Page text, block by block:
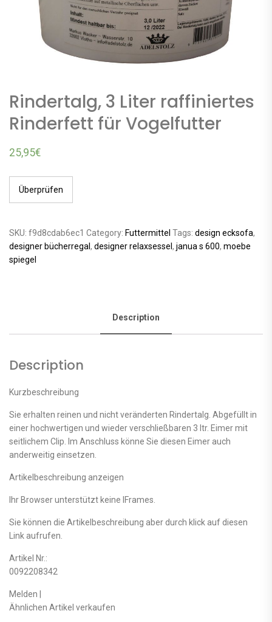
Rindertalg, 3 Liter raffiniertes
Rinderfett für Vogelfutter
25,95€
Überprüfen
SKU: f9d8cdab6ec1 Category: Futtermittel Tags: design ecksofa,
designer bücherregal , designer relaxsessel , janua s 600, moebe
spiegel
Description
Description
Kurzbeschreibung
Sie erhalten reinen und nicht veränderten Rindertalg. Abgefüllt in
einer hochwertigen und wieder verschließbaren 3 ltr. Eimer mit
seitlichem Clip. Im Anschluss könne Sie diesen Eimer auch
anderweitig einsetzen.
Artikelbeschreibung anzeigen
Ihr Browser unterstützt keine IFrames.
Sie können die Artikelbeschreibung aber durch klick auf diesen
Link aufrufen.
Artikel Nr.:
0092208342
Melden |
Ähnlichen Artikel verkaufen